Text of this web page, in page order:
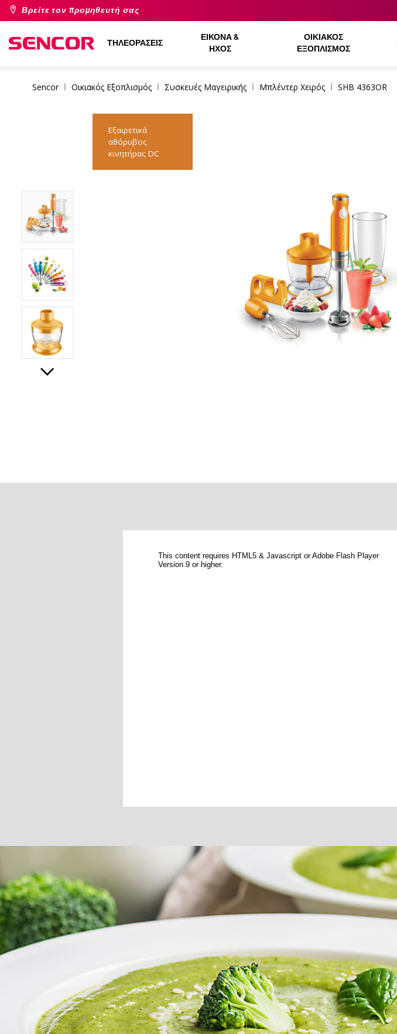
Βρείτε τον προμηθευτή σας
ΤΗΛΕΟΡΆΣΕΙΣ
ΕΙΚΌΝΑ &
ΉΧΟΣ
ΟΙΚΙΑΚΌΣ
ΕΞΟΠΛΙΣΜΌΣ
Sencor Οικιακός Εξοπλισμός Συσκευές Μαγειρικής Μπλέντερ Χειρός SHB 4363OR
Εξαιρετικά
αθόρυβος
κινητήρας DC